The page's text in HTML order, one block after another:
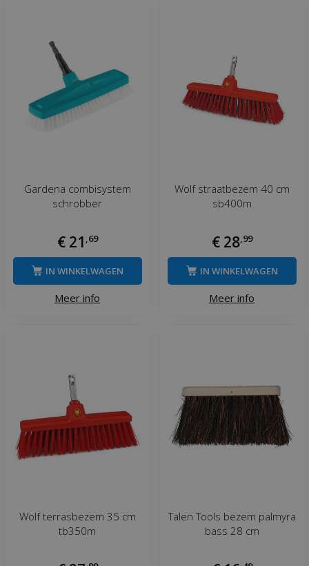
Gardena combisystem
schrobber
€ 21 69
Meer info
IN WINKELWAGEN
Wolf straatbezem 40 cm
sb400m
€ 28 99
Meer info
IN WINKELWAGEN
Wolf terrasbezem 35 cm
tb350m
Talen Tools bezem palmyra
bass 28 cm